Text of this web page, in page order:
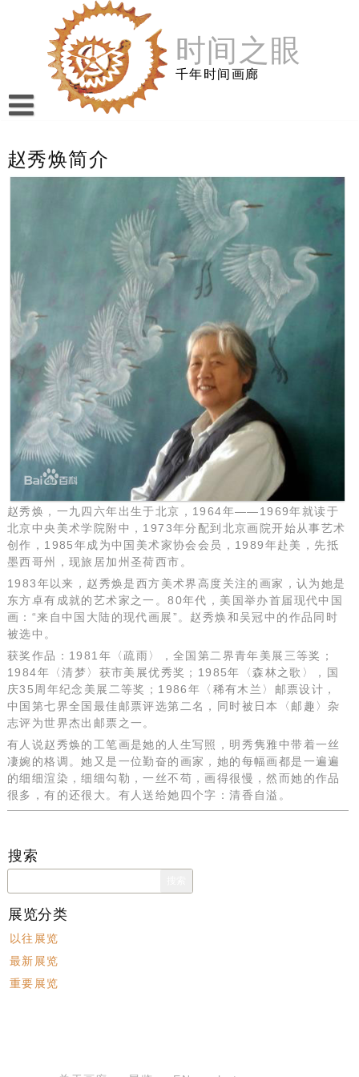
时间之眼
千年时间画廊
赵秀焕简介
赵秀焕，一九四六年出生于北京，1964年——1969年就读于
北京中央美术学院附中，1973年分配到北京画院开始从事艺术
创作，1985年成为中国美术家协会会员，1989年赴美，先抵
墨西哥州，现旅居加州圣荷西市。
1983年以来，赵秀焕是西方美术界高度关注的画家，认为她是
东方卓有成就的艺术家之一。80年代，美国举办首届现代中国
画：“来自中国大陆的现代画展”。赵秀焕和吴冠中的作品同时
被选中。
获奖作品：1981年〈疏雨〉，全国第二界青年美展三等奖；
1984年〈清梦〉获市美展优秀奖；1985年〈森林之歌〉，国
庆35周年纪念美展二等奖；1986年〈稀有木兰〉邮票设计，
中国第七界全国最佳邮票评选第二名，同时被日本〈邮趣〉杂
志评为世界杰出邮票之一。
有人说赵秀焕的工笔画是她的人生写照，明秀隽雅中带着一丝
凄婉的格调。她又是一位勤奋的画家，她的每幅画都是一遍遍
的细细渲染，细细勾勒，一丝不苟，画得很慢，然而她的作品
很多，有的还很大。有人送给她四个字：清香自溢。
搜索
索：
展览分类
以往展览
最新展览
重要展览